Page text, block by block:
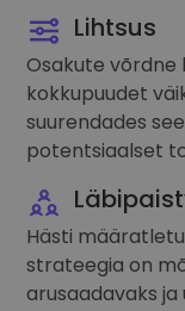
Lihtsus
Osakute võrdne
kokkupuudet
suurendades
potentsiaalset
Hästi
strateegia on
arusaadavaks